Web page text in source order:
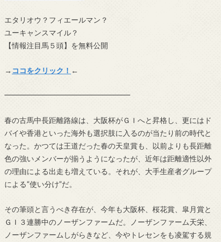
エタリオウ？フィエールマン？
ユーキャンスマイル？
【情報注目馬５頭】を無料公開
→ ココをクリック！ ←
━━━━━━━━━━━━━━━━━
春の古馬中長距離路線は、大阪杯がＧＩへと昇格し、更にはド
バイや香港といった海外も選択肢に入るのが当たり前の時代と
なった。かつては王道だった春の天皇賞も、以前よりも長距離
色の強いメンバーが揃うようになったが、近年は距離適性以外
の理由による出走も増えている。それが、大手生産者グループ
による“使い分け”だ。
その筆頭と言うべき存在が、今年も大阪杯、桜花賞、皐月賞と
ＧＩ３連勝中のノーザンファームだ。ノーザンファーム天栄、
ノーザンファームしがらきなど、今やトレセンをも凌駕する規